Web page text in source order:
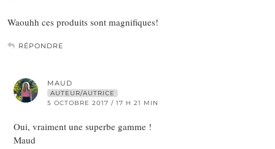
Waouhh ces produits sont magnifiques!
RÉPONDRE
MAUD
AUTEUR/AUTRICE
5 OCTOBRE 2017 / 17 H 21 MIN
Oui, vraiment une superbe gamme !
Maud